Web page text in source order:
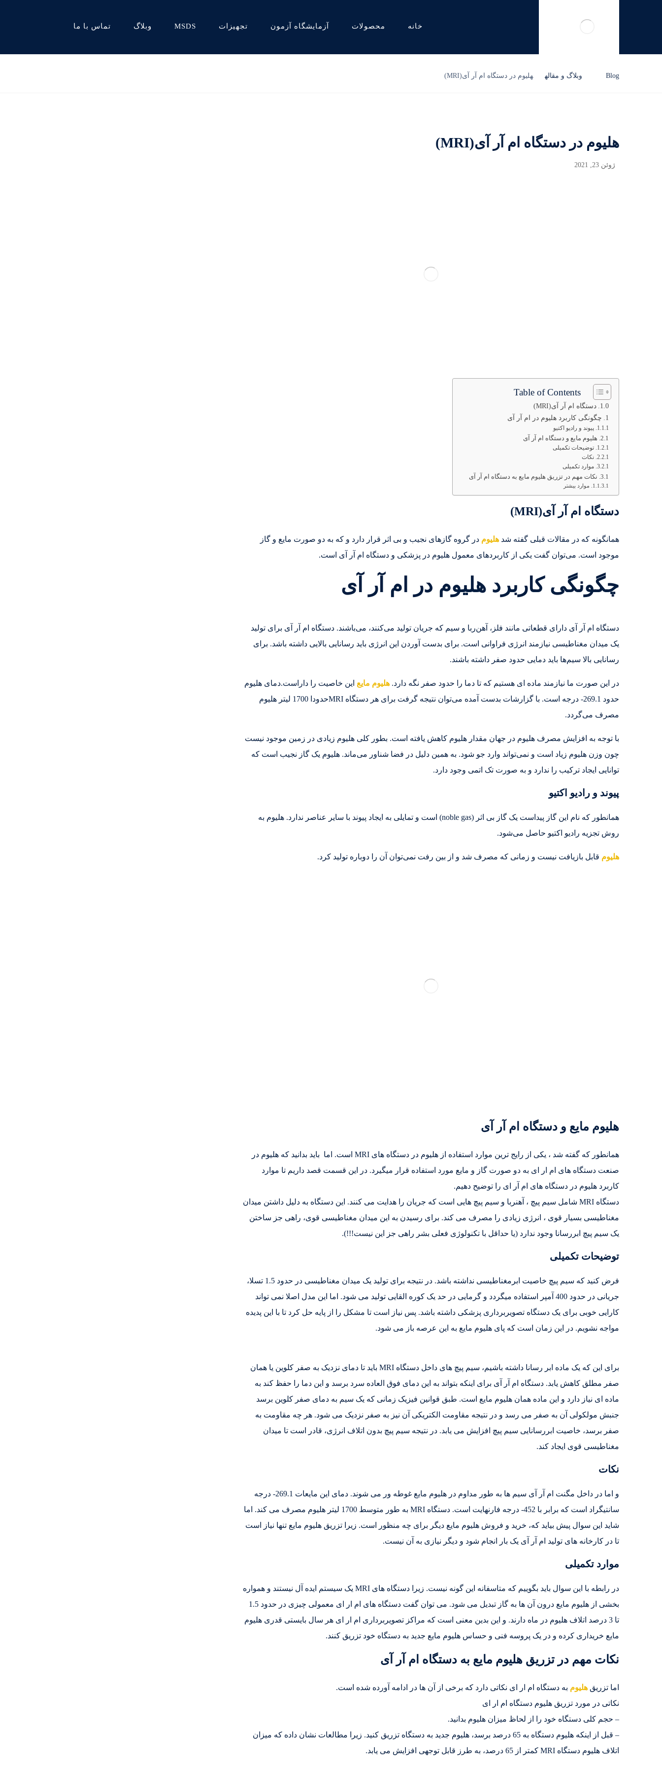
خانه محصولات آزمایشگاه آزمون تجهیزات MSDS وبلاگ تماس با ما
Blog وبلاگ و مقاله هلیوم در دستگاه ام آر آی(MRI)
هلیوم در دستگاه ام آر آی(MRI)
ژوئن 23, 2021
Table of Contents
دستگاه ام آر آی(MRI)
چگونگی کاربرد هلیوم در ام آر آی
پیوند و رادیو اکتیو
هلیوم مایع و دستگاه ام آر آی
توضیحات تکمیلی
نکات
موارد تکمیلی
نکات مهم در تزریق هلیوم مایع به دستگاه ام آر آی
موارد بیشتر
دستگاه ام آر آی(MRI)
همانگونه که در مقالات قبلی گفته شد هلیوم در گروه گازهای نجیب و بی اثر قرار دارد و که به دو صورت مایع و گاز
موجود است. می‌توان گفت یکی از کاربرد‌های معمول هلیوم در پزشکی و دستگاه ام آر آی است.
چگونگی کاربرد هلیوم در ام آر آی
دستگاه ام آر آی دارای قطعاتی مانند فلز، آهن‌ربا و سیم که جریان تولید می‌کنند، می‌باشند. دستگاه ام آر آی برای تولید
یک میدان مغناطیسی نیازمند انرژی فراوانی است. برای بدست آوردن این انرژی باید رسانایی بالایی داشته باشد. برای
رسانایی بالا سیم‌ها باید دمایی حدود صفر داشته باشند.
در این صورت ما نیازمند ماده ای هستیم که تا دما را حدود صفر نگه دارد. هلیوم مایع این خاصیت را داراست.دمای هلیوم
حدود 269.1- درجه است. با گزارشات بدست آمده می‌توان نتیجه گرفت برای هر دستگاه MRIحدودا 1700 لیتر هلیوم
مصرف می‌گردد.
با توجه به افزایش مصرف هلیوم در جهان مقدار هلیوم کاهش یافته است. بطور کلی هلیوم زیادی در زمین موجود نیست
چون وزن هلیوم زیاد است و نمی‌تواند وارد جو شود. به همین دلیل در فضا شناور می‌ماند. هلیوم یک گاز نجیب است که
توانایی ایجاد ترکیب را ندارد و به صورت تک اتمی وجود دارد.
پیوند و رادیو اکتیو
همانطور که نام این گاز پیداست یک گاز بی اثر (noble gas) است و تمایلی به ایجاد پیوند با سایر عناصر ندارد. هلیوم به
روش تجزیه رادیو اکتیو حاصل می‌شود.
هلیوم قابل بازیافت نیست و زمانی که مصرف شد و از بین رفت نمی‌توان آن را دوباره تولید کرد.
هلیوم مایع و دستگاه ام آر آی
همانطور که گفته شد ، یکی از رایج ترین موارد استفاده از هلیوم در دستگاه های MRI است. اما باید بدانید که هلیوم در
صنعت دستگاه های ام ار ای به دو صورت گاز و مایع مورد استفاده قرار میگیرد. در این قسمت قصد داریم تا موارد
کاربرد هلیوم در دستگاه های ام آر ای را توضیح دهیم.
دستگاه MRI شامل سیم پیچ ، آهنربا و سیم پیچ هایی است که جریان را هدایت می کنند. این دستگاه به دلیل داشتن میدان
مغناطیسی بسیار قوی ، انرژی زیادی را مصرف می کند. برای رسیدن به این میدان مغناطیسی قوی، راهی جز ساختن
یک سیم پیچ ابررسانا وجود ندارد (یا حداقل با تکنولوژی فعلی بشر راهی جز این نیست!!!).
توضیحات تکمیلی
فرض کنید که سیم پیچ خاصیت ابرمغناطیسی نداشته باشد. در نتیجه برای تولید یک میدان مغناطیسی در حدود 1.5 تسلا،
جریانی در حدود 400 آمپر استفاده میگردد و گرمایی در حد یک کوره القایی تولید می شود. اما این مدل اصلا نمی تواند
کارایی خوبی برای یک دستگاه تصویربرداری پزشکی داشته باشد. پس نیاز است تا مشکل را از پایه حل کرد تا با این پدیده
مواجه نشویم. در این زمان است که پای هلیوم مایع به این عرصه باز می شود.
برای این که یک ماده ابر رسانا داشته باشیم، سیم پیچ های داخل دستگاه MRI باید تا دمای نزدیک به صفر کلوین یا همان
صفر مطلق کاهش یابد. دستگاه ام آر آی برای اینکه بتواند به این دمای فوق العاده سرد برسد و این دما را حفظ کند به
ماده ای نیاز دارد و این ماده همان هلیوم مایع است. طبق قوانین فیزیک زمانی که یک سیم به دمای صفر کلوین برسد
جنبش مولکولی آن به صفر می رسد و در نتیجه مقاومت الکتریکی آن نیز به صفر نزدیک می شود. هر چه مقاومت به
صفر برسد، خاصیت ابررسانایی سیم پیچ افزایش می یابد. در نتیجه سیم پیچ بدون اتلاف انرژی، قادر است تا میدان
مغناطیسی قوی ایجاد کند.
نکات
و اما در داخل مگنت ام آر آی سیم ها به طور مداوم در هلیوم مایع غوطه ور می شوند. دمای این مایعات 269.1- درجه
سانتیگراد است که برابر با 452- درجه فارنهایت است. دستگاه MRI به طور متوسط 1700 لیتر هلیوم مصرف می کند. اما
شاید این سوال پیش بیاید که، خرید و فروش هلیوم مایع دیگر برای چه منظور است. زیرا تزریق هلیوم مایع تنها نیاز است
تا در کارخانه های تولید ام آر آی یک بار انجام شود و دیگر نیازی به آن نیست.
موارد تکمیلی
در رابطه با این سوال باید بگوییم که متاسفانه این گونه نیست. زیرا دستگاه های MRI یک سیستم ایده آل نیستند و همواره
بخشی از هلیوم مایع درون آن ها به گاز تبدیل می شود. می توان گفت دستگاه های ام ار ای معمولی چیزی در حدود 1.5
تا 3 درصد اتلاف هلیوم در ماه دارند. و این بدین معنی است که مراکز تصویربرداری ام ار ای هر سال بایستی قدری هلیوم
مایع خریداری کرده و در یک پروسه فنی و حساس هلیوم مایع جدید به دستگاه خود تزریق کنند.
نکات مهم در تزریق هلیوم مایع به دستگاه ام آر آی
اما تزریق هلیوم به دستگاه ام ار ای نکاتی دارد که برخی از آن ها در ادامه آورده شده است.
نکاتی در مورد تزریق هلیوم دستگاه ام ار ای
– حجم کلی دستگاه خود را از لحاظ میزان هلیوم بدانید.
– قبل از اینکه هلیوم دستگاه به 65 درصد برسد، هلیوم جدید به دستگاه تزریق کنید. زیرا مطالعات نشان داده که میزان
اتلاف هلیوم دستگاه MRI کمتر از 65 درصد، به طرز قابل توجهی افزایش می یابد.